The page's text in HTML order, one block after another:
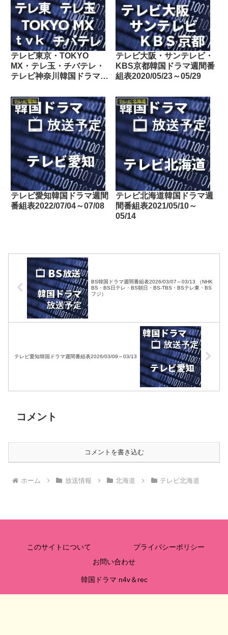
テレビ東京・TOKYO
MX・テレ玉・チバテレ・
テレビ神奈川韓国ドラマ週
02/14
テレビ大阪・サンテレビ・
KBS京都韓国ドラマ週間番
組表2020/05/23～05/29
テレビ愛知
テレビ愛知韓国ドラマ週間
番組表2022/07/04～07/08
テレビ北海道
テレビ北海道韓国ドラマ週
間番組表2021/05/10～
05/14
BS韓国ドラマ週間番組表2026/03/07～03/13 （NHK
BS・BS日テレ・BS朝日・BS-TBS・BSテレ東・BS
フジ）
テレビ愛知韓国ドラマ週間番組表2026/03/09～03/13
コメント
コメントを書き込む
ホーム 放送情報 北海道 テレビ北海道
このサイトについて
プライバシーポリシー
お問い合わせ
韓国ドラマ n4v＆rec